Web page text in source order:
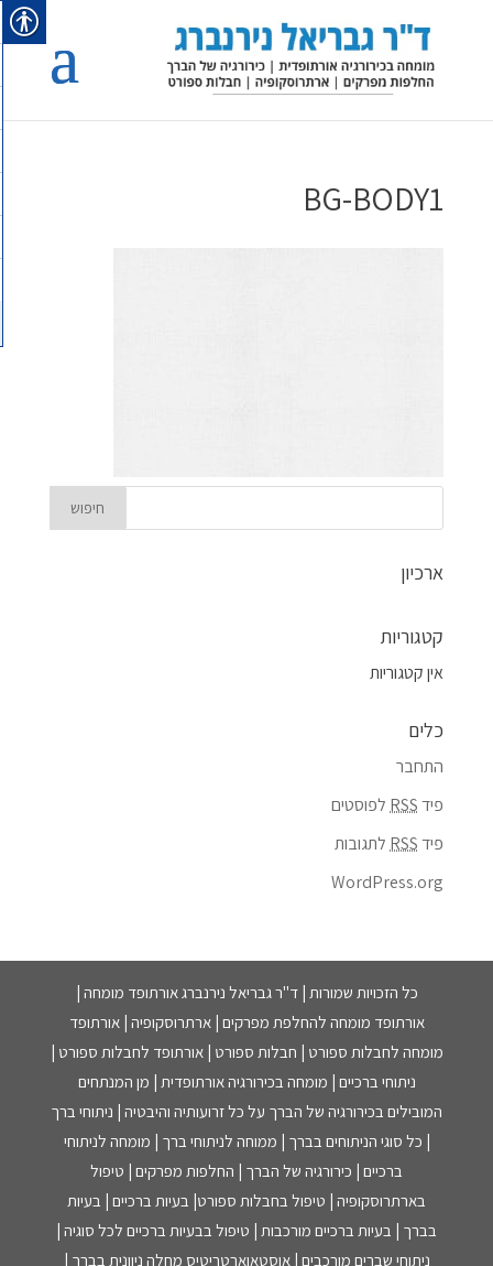
BG-BODY1
ארכיון
קטגוריות
אין קטגוריות
כלים
התחבר
פידRSS לפוסטים
פידRSS לתגובות
WordPress.org
כל הזכויות שמורות | ד"ר גבריאל נירנברג אורתופד מומחה |
אורתופד מומחה להחלפת מפרקים | ארתרוסקופיה | אורתופד
מומחה לחבלות ספורט | חבלות ספורט | אורתופד לחבלות ספורט |
ניתוחי ברכיים | מומחה בכירורגיה אורתופדית | מן המנתחים
המובילים בכירורגיה של הברך על כל זרועותיה והיבטיה | ניתוחי ברך
| כל סוגי הניתוחים בברך | ממוחה לניתוחי ברך | מומחה לניתוחי
ברכיים | כירורגיה של הברך | החלפות מפרקים | טיפול
בארתרוסקופיה | טיפול בחבלות ספורט| בעיות ברכיים | בעיות
בברך | בעיות ברכיים מורכבות | טיפול בבעיות ברכיים לכל סוגיה |
ניתוחי שברים מורכבים | אוסטאוארטריטיס מחלה ניוונית בברך |